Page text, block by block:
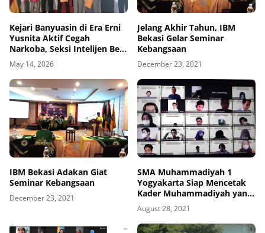
Kejari Banyuasin di Era Erni
Yusnita Aktif Cegah
Narkoba, Seksi Intelijen Beri
Penyuluhan P4GN
May 14, 2026
Jelang Akhir Tahun, IBM
Bekasi Gelar Seminar
Kebangsaan
December 23, 2021
IBM Bekasi Adakan Giat
Seminar Kebangsaan
December 23, 2021
SMA Muhammadiyah 1
Yogyakarta Siap Mencetak
Kader Muhammadiyah yang
Unggul dan Berkemajuan
August 28, 2021